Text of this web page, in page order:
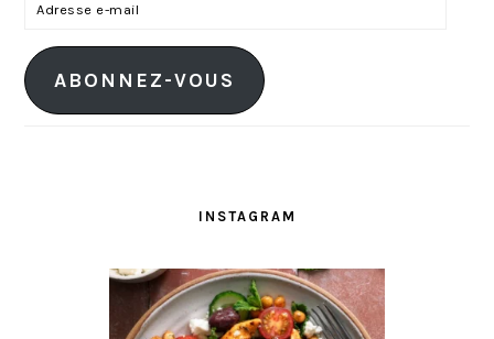
r
e
ABONNEZ-VOUS
INSTAGRAM